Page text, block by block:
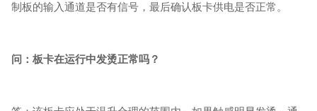
制板的输入通道是否有信号，最后确认板卡供电是否正常。
问：板卡在运行中发烫正常吗？